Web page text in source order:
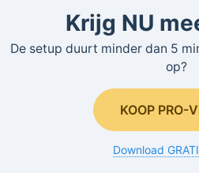
Krijg NU
De setup duurt minder dan 5
op?
KOOP PRO-
Download